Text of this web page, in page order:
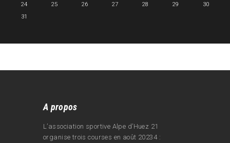
24
25 26 27 28 29
30
31
A propos
L’association sportive Alpe d’Huez 21
organise trois courses en août 20234 :